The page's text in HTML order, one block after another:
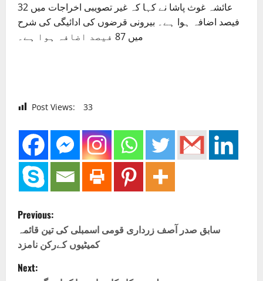
عائشہ غوث پاشا نے کہا کہ غیر تصویبی اخراجات میں 32
فیصد اضافہ ہوا ہے۔ بیرونی قرضوں کی ادائیگی کی شرح
میں 87 فیصد اضافہ ہوا ہے۔
Post Views: 33
P
o
s
Previous:
سابق صدر آصف زرداری قومی اسمبلی کی تین قائمہ
کمیٹیوں کےرکن نامزد
Next: